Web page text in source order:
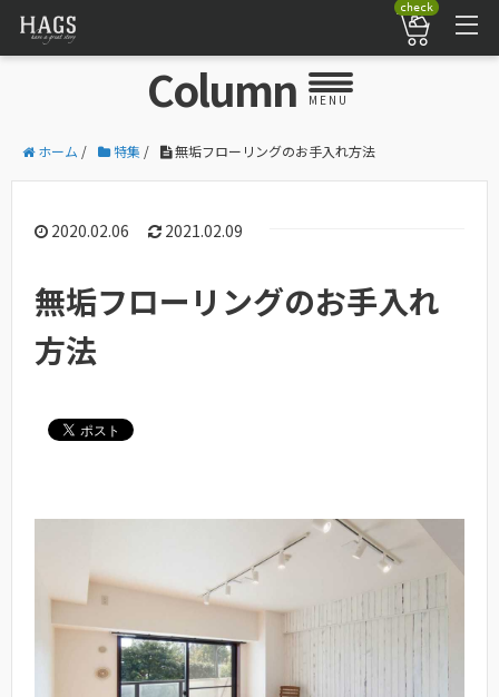
check
Column MENU
ホーム / 特集 / 無垢フローリングのお手入れ方法
2020.02.06 2021.02.09
無垢フローリングのお手入れ
方法